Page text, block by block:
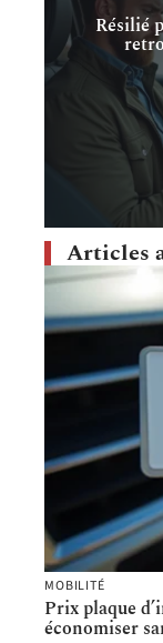
Résilié
Articles
MOBILITÉ
Prix plaque
économiser